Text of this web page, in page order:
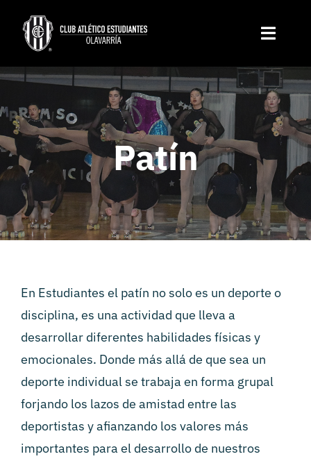
content
Toggle
Institucional
Disciplinas
Servicios
Noticias
Patín
En Estudiantes el patín no solo es un deporte o
disciplina, es una actividad que lleva a
desarrollar diferentes habilidades físicas y
emocionales. Donde más allá de que sea un
deporte individual se trabaja en forma grupal
forjando los lazos de amistad entre las
deportistas y afianzando los valores más
importantes para el desarrollo de nuestros